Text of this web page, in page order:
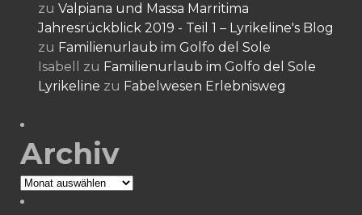
zu Valpiana und Massa Marritima
Jahresrückblick 2019 - Teil 1 – Lyrikeline's Blog
zu Familienurlaub im Golfo del Sole
Isabell
zu Familienurlaub im Golfo del Sole
Lyrikeline zu Fabelwesen Erlebnisweg
Archiv
Archiv